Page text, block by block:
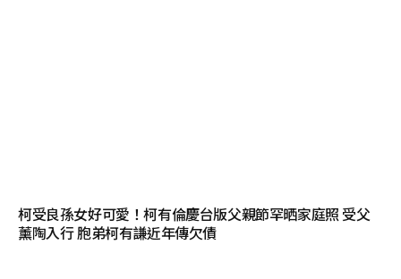
柯受良孫女好可愛！柯有倫慶台版父親節罕晒家庭照 受父
薰陶入行 胞弟柯有謙近年傳欠債